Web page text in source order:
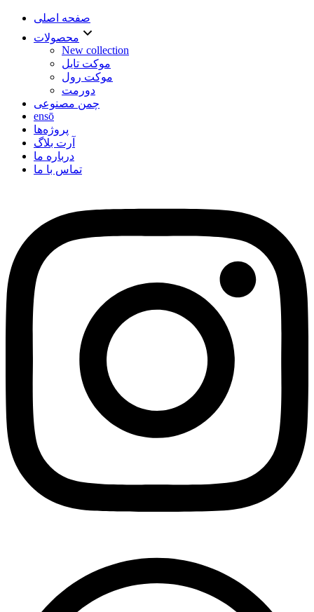
صفحه اصلی
محصولات
New collection
موکت تایل
موکت رول
دورمت
چمن مصنوعی
ensō
پروژه‌ها
آرت بلاگ
درباره ما
تماس با ما